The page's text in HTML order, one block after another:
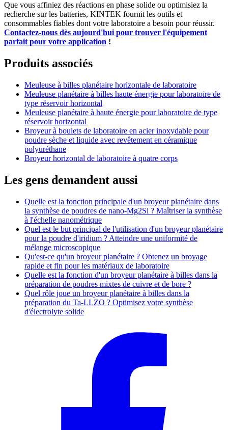
Que vous affiniez des réactions en phase solide ou optimisiez la
recherche sur les batteries, KINTEK fournit les outils et
consommables fiables dont votre laboratoire a besoin pour réussir.
Contactez-nous dès aujourd'hui pour trouver l'équipement
parfait pour votre application !
Produits associés
Meuleuse à billes planétaire horizontale de laboratoire
Meuleuse planétaire à billes haute énergie pour laboratoire de
type réservoir horizontal
Meuleuse planétaire à haute énergie pour laboratoire de type
réservoir horizontal
Broyeur à boulets de laboratoire en acier inoxydable pour
poudre sèche et liquide avec revêtement en céramique
polyuréthane
Broyeur horizontal de laboratoire à quatre corps
Les gens demandent aussi
Quelle est la fonction principale d'un broyeur planétaire dans
la synthèse de poudres de nano-Mg2Si ? Maîtriser la synthèse
à l'échelle nanométrique
Quel est le but principal de l'utilisation d'un broyeur planétaire
pour la poudre d'iridium ? Atteindre une uniformité de
mélange microscopique
Qu'est-ce qu'un broyeur planétaire ? Obtenez un broyage
rapide et fin pour les matériaux de laboratoire
Quelle est la fonction d'un broyeur planétaire à billes dans la
préparation de poudres mixtes de cuivre et de bore ?
Quel rôle joue un broyeur planétaire à billes dans la
préparation du Ta-LLZO ? Optimisez votre synthèse
d'électrolyte solide